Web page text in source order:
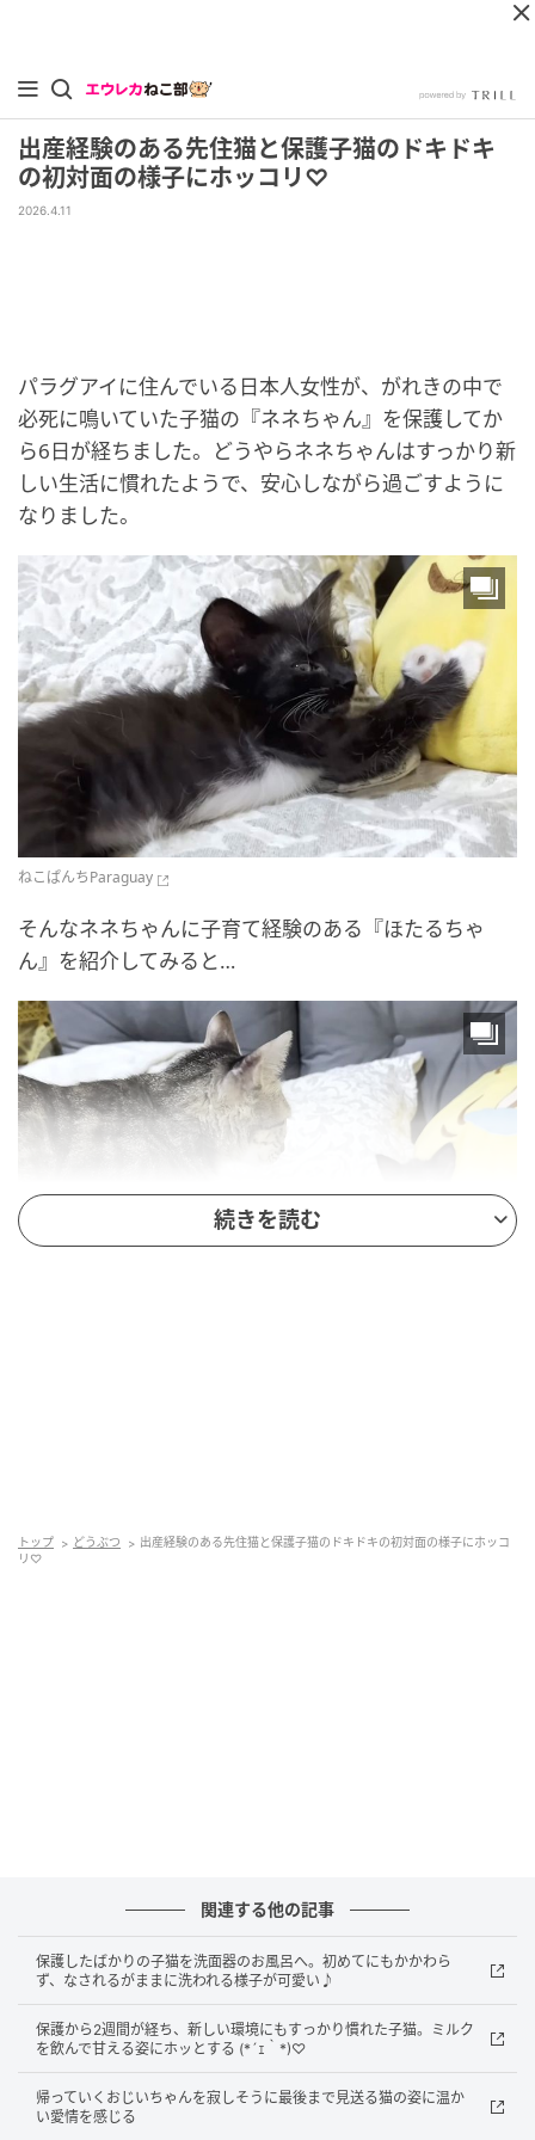
出産経験のある先住猫と保護子猫のドキドキ
の初対面の様子にホッコリ♡
2026.4.11
パラグアイに住んでいる日本人女性が、がれきの中で
必死に鳴いていた子猫の『ネネちゃん』を保護してか
ら6日が経ちました。どうやらネネちゃんはすっかり新
しい生活に慣れたようで、安心しながら過ごすように
なりました。
ねこぱんちParaguay
そんなネネちゃんに子育て経験のある『ほたるちゃ
ん』を紹介してみると…
次の記事
可愛い茶白猫をモフモフしていたら、親衛隊
のクリーム猫が攻撃してきた (*ﾟ0ﾟ)！
の記事をもっとみる
続きを読む
トップ どうぶつ
出産経験のある先住猫と保護子猫のドキドキの初対面の様子にホッコ
リ♡
関連する他の記事
保護したばかりの子猫を洗面器のお風呂へ。初めてにもかかわら
ず、なされるがままに洗われる様子が可愛い♪
保護から2週間が経ち、新しい環境にもすっかり慣れた子猫。ミルク
を飲んで甘える姿にホッとする (*´ｪ｀*)♡
帰っていくおじいちゃんを寂しそうに最後まで見送る猫の姿に温か
い愛情を感じる